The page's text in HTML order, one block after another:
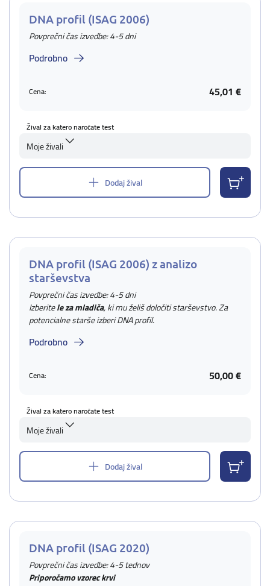
DNA profil (ISAG 2006)
Povprečni čas izvedbe: 4-5 dni
Podrobno
Cena: 45,01 €
Žival za katero naročate test
Moje živali
Dodaj žival
DNA profil (ISAG 2006) z analizo
starševstva
Povprečni čas izvedbe: 4-5 dni
Izberitele za mladiča, ki mu želiš določiti starševstvo. Za
potencialne starše izberi DNA profil.
Podrobno
Cena: 50,00 €
Žival za katero naročate test
Moje živali
Dodaj žival
DNA profil (ISAG 2020)
Povprečni čas izvedbe: 4-5 tednov
Priporočamo vzorec krvi